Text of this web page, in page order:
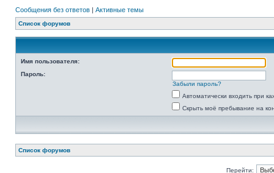
Сообщения без ответов | Активные темы
Список форумов
Имя пользователя:
Пароль:
Забыли пароль?
Автоматически входить при
Скрыть моё пребывание на
Список форумов
Перейти: